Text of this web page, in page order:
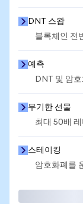
DNT 스왑
블록체인 전
예측
DNT 및 암
무기한 선물
최대 50배
스테이킹
암호화폐를